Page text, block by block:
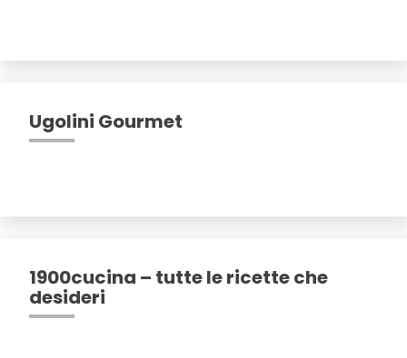
Ugolini Gourmet
1900cucina – tutte le ricette che
desideri